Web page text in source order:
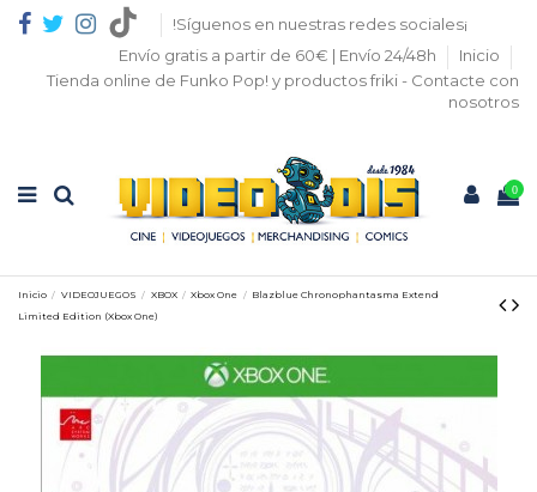
!Síguenos en nuestras redes sociales¡
Envío gratis a partir de 60€ | Envío 24/48h
Inicio
Tienda online de Funko Pop! y productos friki - Contacte con
nosotros
0
Inicio VIDEOJUEGOS XBOX Xbox One
Blazblue Chronophantasma Extend
Limited Edition (Xbox One)